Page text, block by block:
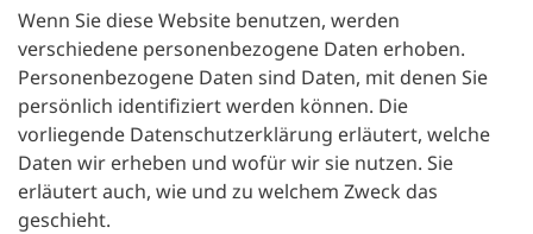
Wenn Sie diese Website benutzen, werden
verschiedene personenbezogene Daten erhoben.
Personenbezogene Daten sind Daten, mit denen Sie
persönlich identifiziert werden können. Die
vorliegende Datenschutzerklärung erläutert, welche
Daten wir erheben und wofür wir sie nutzen. Sie
erläutert auch, wie und zu welchem Zweck das
geschieht.